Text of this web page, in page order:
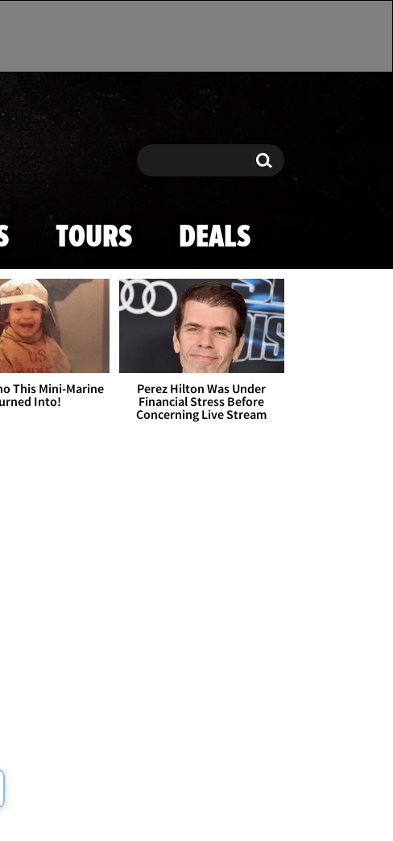
Search Search
TOURS DEALS
This Mini-Marine
Into!
Perez Hilton Was Under
Financial Stress Before
Concerning Live Stream